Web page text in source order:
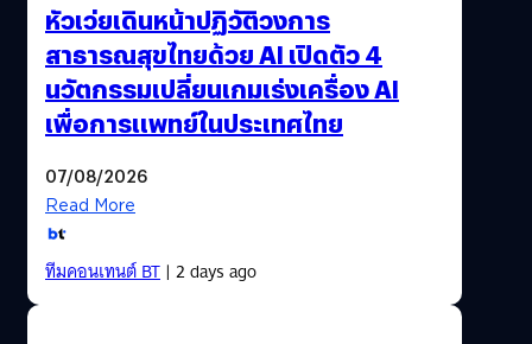
หัวเว่ยเดินหน้าปฏิวัติวงการ
สาธารณสุขไทยด้วย AI เปิดตัว 4
นวัตกรรมเปลี่ยนเกมเร่งเครื่อง AI
เพื่อการแพทย์ในประเทศไทย
07/08/2026
Read More
ทีมคอนเทนต์ BT| 2 days ago